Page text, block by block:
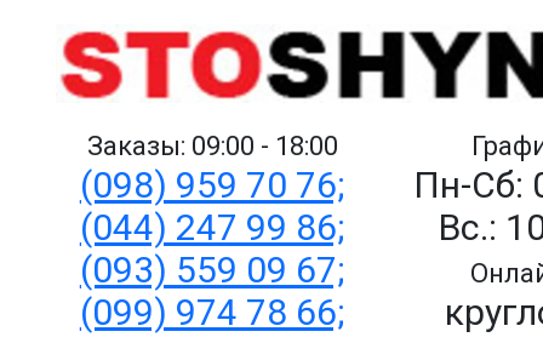
Заказы: 09:00 - 18:00
(098) 959 70 76;
(044) 247 99 86;
(093) 559 09 67;
(099) 974 78 66;
Пн-Сб:
Вс.: